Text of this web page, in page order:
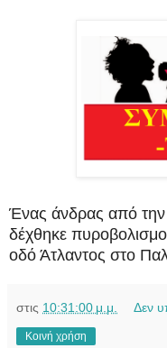
Ένας άνδρας από την
δέχθηκε
οδό Άτλαντος στο
στις 10:31:00 μ.μ. Δεν
Κοινή χρήση